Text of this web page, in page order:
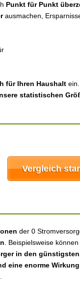
Punkt für Punkt
ausmachen,
für Ihren Haushalt
statistischen
der 0
. Beispielsweise
in den
eine enorme Wirkung